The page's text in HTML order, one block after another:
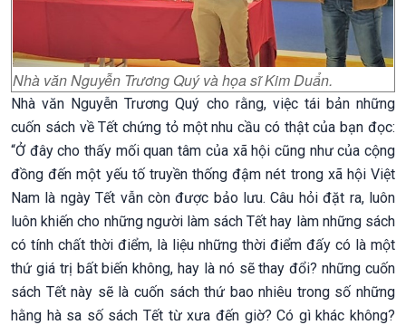
Nhà văn Nguyễn Trương Quý và họa sĩ Kim Duẩn.
Nhà văn Nguyễn Trương Quý cho rằng, việc tái bản những
cuốn sách về Tết chứng tỏ một nhu cầu có thật của bạn đọc:
“Ở đây cho thấy mối quan tâm của xã hội cũng như của cộng
đồng đến một yếu tố truyền thống đậm nét trong xã hội Việt
Nam là ngày Tết vẫn còn được bảo lưu. Câu hỏi đặt ra, luôn
luôn khiến cho những người làm sách Tết hay làm những sách
có tính chất thời điểm, là liệu những thời điểm đấy có là một
thứ giá trị bất biến không, hay là nó sẽ thay đổi? những cuốn
sách Tết này sẽ là cuốn sách thứ bao nhiêu trong số những
hằng hà sa số sách Tết từ xưa đến giờ? Có gì khác không?